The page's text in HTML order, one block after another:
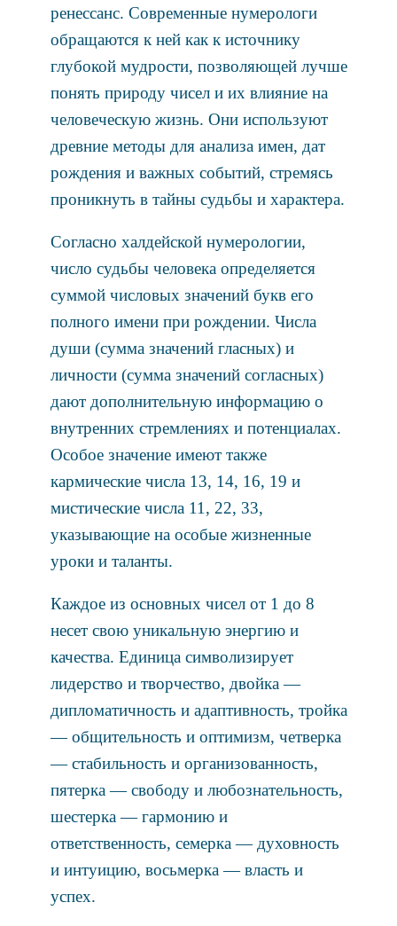
ренессанс. Современные нумерологи
обращаются к ней как к источнику
глубокой мудрости, позволяющей лучше
понять природу чисел и их влияние на
человеческую жизнь. Они используют
древние методы для анализа имен, дат
рождения и важных событий, стремясь
проникнуть в тайны судьбы и характера.
Согласно халдейской нумерологии,
число судьбы человека определяется
суммой числовых значений букв его
полного имени при рождении. Числа
души (сумма значений гласных) и
личности (сумма значений согласных)
дают дополнительную информацию о
внутренних стремлениях и потенциалах.
Особое значение имеют также
кармические числа 13, 14, 16, 19 и
мистические числа 11, 22, 33,
указывающие на особые жизненные
уроки и таланты.
Каждое из основных чисел от 1 до 8
несет свою уникальную энергию и
качества. Единица символизирует
лидерство и творчество, двойка —
дипломатичность и адаптивность, тройка
— общительность и оптимизм, четверка
— стабильность и организованность,
пятерка — свободу и любознательность,
шестерка — гармонию и
ответственность, семерка — духовность
и интуицию, восьмерка — власть и
успех.